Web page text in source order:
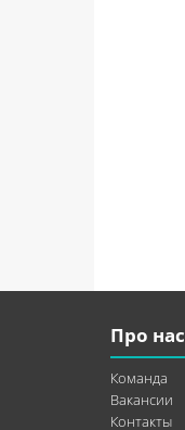
Про нас
Команда
Вакансии
Контакты